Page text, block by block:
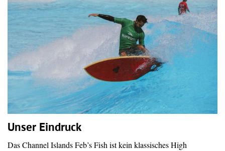
Unser Eindruck
Das Channel Islands Feb’s Fish ist kein klassisches High